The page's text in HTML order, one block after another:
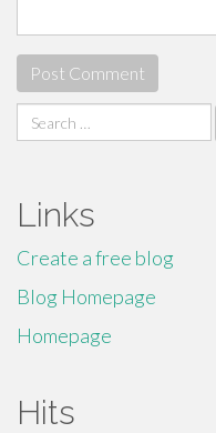
Search
for:
Links
Create a free blog
Blog Homepage
Homepage
Hits